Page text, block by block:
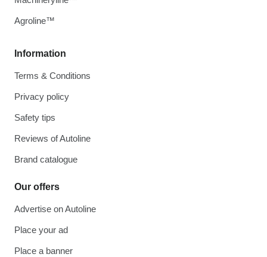
Information
Terms & Conditions
Privacy policy
Safety tips
Reviews of Autoline
Brand catalogue
Our offers
Advertise on Autoline
Place your ad
Place a banner
Agroline™